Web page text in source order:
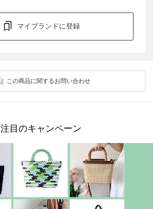
マイブランドに登録
この商品に関するお問い合わせ
注目のキャンペーン